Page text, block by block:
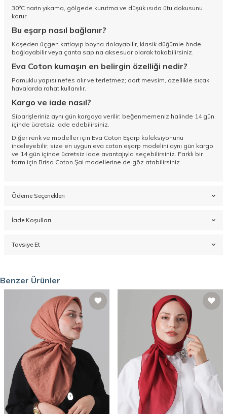
30°C narin yıkama, gölgede kurutma ve düşük ısıda ütü dokusunu
korur.
Bu eşarp nasıl bağlanır?
Köşeden üçgen katlayıp boyna dolayabilir, klasik düğümle önde
bağlayabilir veya çanta sapına aksesuar olarak takabilirsiniz.
Eva Coton kumaşın en belirgin özelliği nedir?
Pamuklu yapısı nefes alır ve terletmez; dört mevsim, özellikle sıcak
havalarda rahat kullanılır.
Kargo ve iade nasıl?
Siparişleriniz aynı gün kargoya verilir; beğenmemeniz halinde 14 gün
içinde ücretsiz iade edebilirsiniz.
Diğer renk ve modeller için Eva Coton Eşarp koleksiyonunu
inceleyebilir, size en uygun eva coton eşarp modelini aynı gün kargo
ve 14 gün içinde ücretsiz iade avantajıyla seçebilirsiniz. Farklı bir
form için Brisa Coton Şal modellerine de göz atabilirsiniz.
Ödeme Seçenekleri
İade Koşulları
Tavsiye Et
Benzer Ürünler